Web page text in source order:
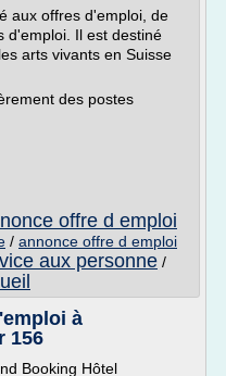
aux offres d'emploi, de
d'emploi. Il est destiné
arts vivants en Suisse
des postes
offre d emploi
/ annonce offre d emploi
aux personne /
à
156
Booking Hôtel